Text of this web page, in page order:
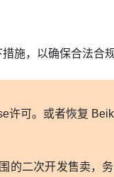
施，以确保合法合
可。或者恢复
的二次开发售卖，